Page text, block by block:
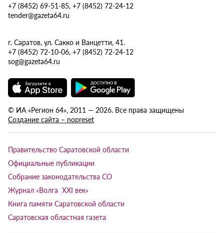
+7 (8452) 69-51-85, +7 (8452) 72-24-12
tender@gazeta64.ru
г. Саратов, ул. Сакко и Ванцетти, 41.
+7 (8452) 72-10-06, +7 (8452) 72-24-12
sog@gazeta64.ru
© ИА «Регион 64», 2011 — 2026. Все права защищены
Создание сайта – nopreset
Правительство Саратовской области
Официальные публикации
Собрание законодательства СО
Журнал «Волга XXI век»
Книга памяти Саратовской области
Саратовская областная газета